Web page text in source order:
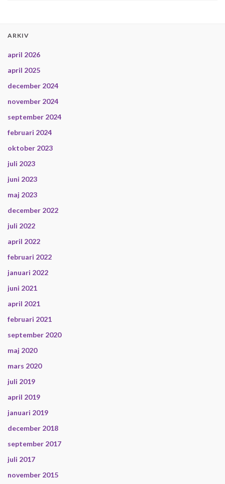
ARKIV
april 2026
april 2025
december 2024
november 2024
september 2024
februari 2024
oktober 2023
juli 2023
juni 2023
maj 2023
december 2022
juli 2022
april 2022
februari 2022
januari 2022
juni 2021
april 2021
februari 2021
september 2020
maj 2020
mars 2020
juli 2019
april 2019
januari 2019
december 2018
september 2017
juli 2017
november 2015